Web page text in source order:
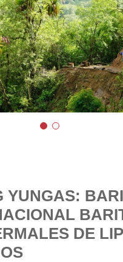
YUNGAS:
DE